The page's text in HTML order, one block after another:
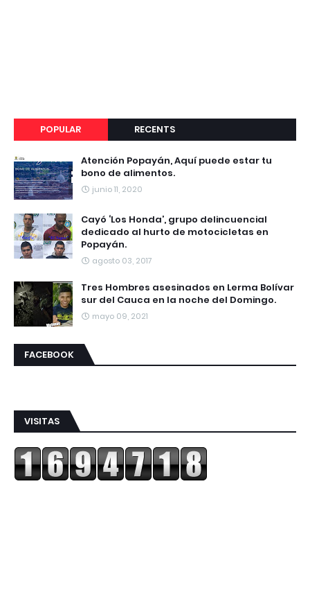
POPULAR RECENTS
Atención Popayán, Aquí puede estar tu
bono de alimentos.
junio 11, 2020
Cayó ‘Los Honda’, grupo delincuencial
dedicado al hurto de motocicletas en
Popayán.
agosto 03, 2017
Tres Hombres asesinados en Lerma Bolívar
sur del Cauca en la noche del Domingo.
mayo 09, 2021
FACEBOOK
VISITAS